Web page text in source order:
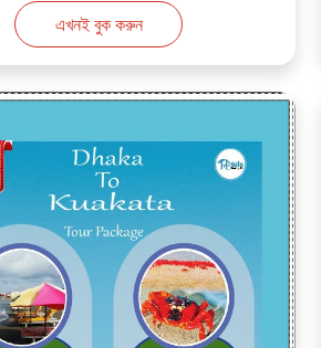
এখনই বুক করুন